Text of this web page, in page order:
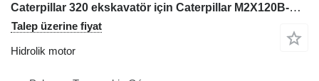
Caterpillar 320 ekskavatör için Caterpillar M2X120B-CHB- 11A-05/235 874824X CHG0 hidrolik motor
Talep üzerine fiyat
Hidrolik motor